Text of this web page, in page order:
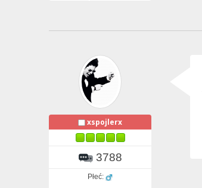
xspojlerx
3788
Płeć: